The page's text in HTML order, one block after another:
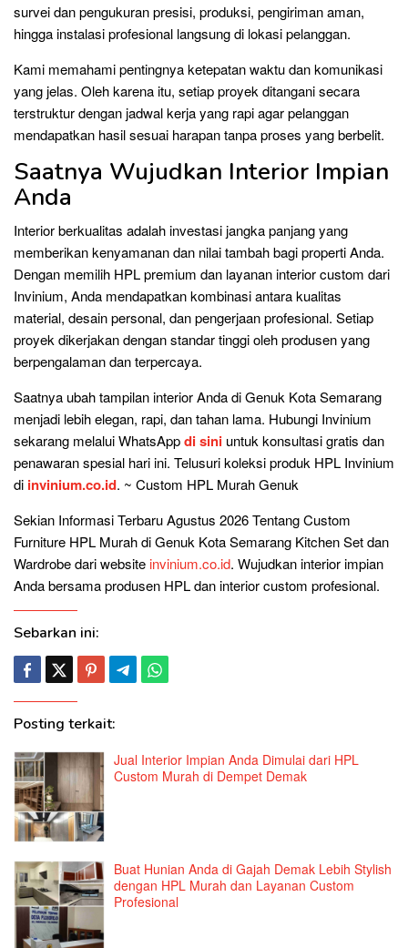
survei dan pengukuran presisi, produksi, pengiriman aman,
hingga instalasi profesional langsung di lokasi pelanggan.
Kami memahami pentingnya ketepatan waktu dan komunikasi
yang jelas. Oleh karena itu, setiap proyek ditangani secara
terstruktur dengan jadwal kerja yang rapi agar pelanggan
mendapatkan hasil sesuai harapan tanpa proses yang berbelit.
Saatnya Wujudkan Interior Impian
Anda
Interior berkualitas adalah investasi jangka panjang yang
memberikan kenyamanan dan nilai tambah bagi properti Anda.
Dengan memilih HPL premium dan layanan interior custom dari
Invinium, Anda mendapatkan kombinasi antara kualitas
material, desain personal, dan pengerjaan profesional. Setiap
proyek dikerjakan dengan standar tinggi oleh produsen yang
berpengalaman dan terpercaya.
Saatnya ubah tampilan interior Anda di Genuk Kota Semarang
menjadi lebih elegan, rapi, dan tahan lama. Hubungi Invinium
sekarang melalui WhatsAppdi sini untuk konsultasi gratis dan
penawaran spesial hari ini. Telusuri koleksi produk HPL Invinium
di invinium.co.id. ~ Custom HPL Murah Genuk
Sekian Informasi Terbaru Agustus 2026 Tentang Custom
Furniture HPL Murah di Genuk Kota Semarang Kitchen Set dan
Wardrobe dari websiteinvinium.co.id. Wujudkan interior impian
Anda bersama produsen HPL dan interior custom profesional.
Sebarkan ini:
Posting terkait:
Jual Interior Impian Anda Dimulai dari HPL
Custom Murah di Dempet Demak
Buat Hunian Anda di Gajah Demak Lebih Stylish
dengan HPL Murah dan Layanan Custom
Profesional